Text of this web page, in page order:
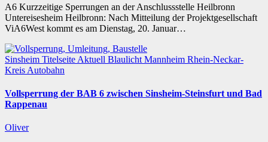
A6 Kurzzeitige Sperrungen an der Anschlussstelle Heilbronn
Untereisesheim Heilbronn: Nach Mitteilung der Projektgesellschaft
ViA6West kommt es am Dienstag, 20. Januar…
Sinsheim Titelseite Aktuell Blaulicht Mannheim Rhein-Neckar-
Kreis Autobahn
Vollsperrung der BAB 6 zwischen Sinsheim-Steinsfurt und Bad
Rappenau
Oliver